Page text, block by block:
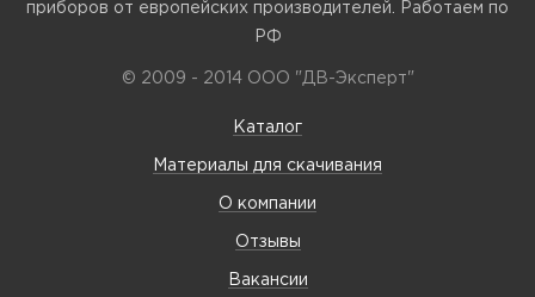
приборов от европейских производителей. Работаем по
РФ
© 2009 - 2014 ООО "ДВ-Эксперт"
Каталог
Материалы для скачивания
О компании
Отзывы
Вакансии